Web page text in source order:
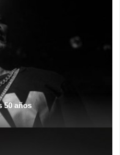
ganarla. Pudimos ganar un
50 años
un ataque al corazón como